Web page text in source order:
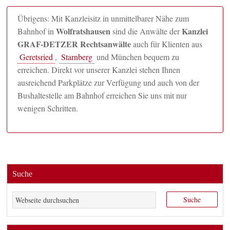
Übrigens: Mit Kanzleisitz in unmittelbarer Nähe zum
Bahnhof inWolfratshausensind die Anwälte derKanzlei
GRAF-DETZER Rechtsanwälteauch für Klienten aus
Geretsried , Starnberg und München bequem zu
erreichen. Direkt vor unserer Kanzlei stehen Ihnen
ausreichend Parkplätze zur Verfügung und auch von der
Bushaltestelle am Bahnhof erreichen Sie uns mit nur
wenigen Schritten.
Suche